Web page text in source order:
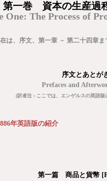
第一巻 資本の生産過
One: The Process of
は、序文、第一章 － 第二十四章
序文とあとが
Prefaces and
(訳者注 : ここでは、エンゲルスの英語版
年英語版の紹介
第一篇 商品と貨幣